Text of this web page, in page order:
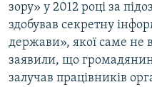
зору» у 2012 році за
здобував секретну
держави», якої саме не
заявили, що
залучав працівників